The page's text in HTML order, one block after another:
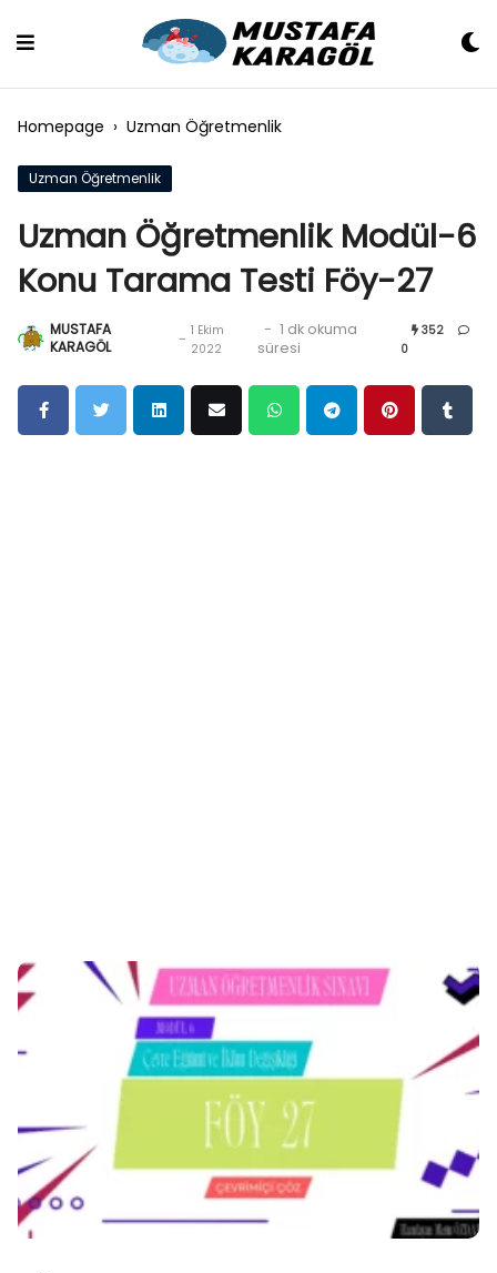
Homepage › Uzman Öğretmenlik
Uzman Öğretmenlik
Uzman Öğretmenlik Modül-6
Konu Tarama Testi Föy-27
MUSTAFA
KARAGÖL
- 1 Ekim
2022
- 1 dk okuma
süresi
352
0